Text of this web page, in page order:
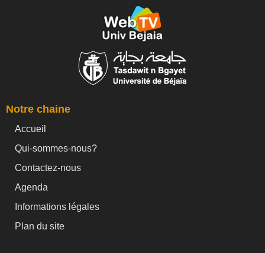
Notre chaine
Accueil
Qui-sommes-nous?
Contactez-nous
Agenda
Informations légales
Plan du site